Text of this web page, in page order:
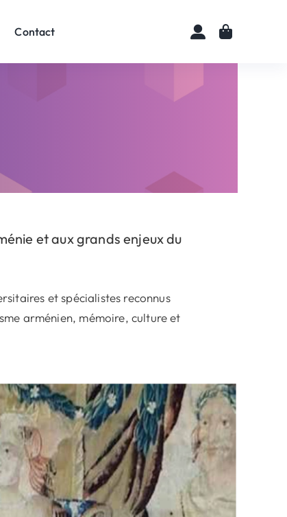
Contact
et aux grands enjeux du
et spécialistes reconnus
arménien, mémoire, culture et